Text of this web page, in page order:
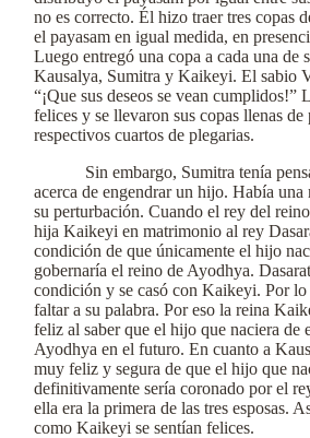
no es correcto. Él hizo traer tres copas
el payasam en igual medida, en
Luego entregó una copa a cada una de
Kausalya, Sumitra y Kaikeyi. El sabio
“¡Que sus deseos se vean cumplidos!”
felices y se llevaron sus copas llenas de
respectivos cuartos de plegarias.
Sin embargo, Sumitra tenía
acerca de engendrar un hijo. Había una
su perturbación. Cuando el rey del
hija Kaikeyi en matrimonio al rey
condición de que únicamente el hijo
gobernaría el reino de Ayodhya.
condición y se casó con Kaikeyi. Por
faltar a su palabra. Por eso la reina
feliz al saber que el hijo que naciera de
Ayodhya en el futuro. En cuanto a
muy feliz y segura de que el hijo que
definitivamente sería coronado por el
ella era la primera de las tres esposas.
como Kaikeyi se sentían felices.